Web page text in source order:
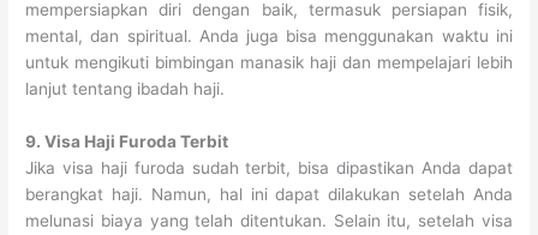
mempersiapkan diri dengan baik, termasuk persiapan fisik,
mental, dan spiritual. Anda juga bisa menggunakan waktu ini
untuk mengikuti bimbingan manasik haji dan mempelajari lebih
lanjut tentang ibadah haji.
9. Visa Haji Furoda Terbit
Jika visa haji furoda sudah terbit, bisa dipastikan Anda dapat
berangkat haji. Namun, hal ini dapat dilakukan setelah Anda
melunasi biaya yang telah ditentukan. Selain itu, setelah visa